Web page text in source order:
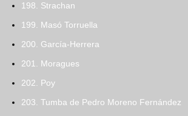
198. Strachan
199. Masó Torruella
200. García-Herrera
201. Moragues
202. Poy
203. Tumba de Pedro Moreno Fernández